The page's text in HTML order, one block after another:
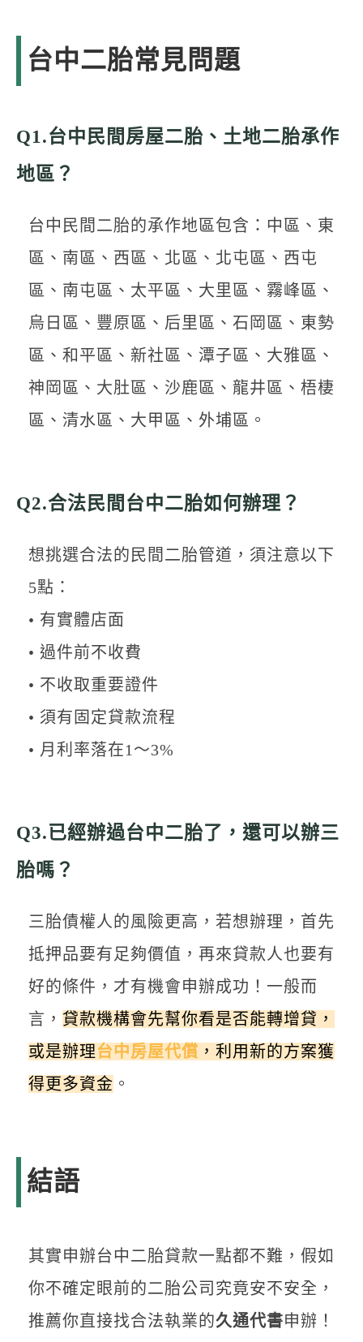
台中二胎常見問題
Q1.台中民間房屋二胎、土地二胎承作
地區？
台中民間二胎的承作地區包含：中區、東
區、南區、西區、北區、北屯區、西屯
區、南屯區、太平區、大里區、霧峰區、
烏日區、豐原區、后里區、石岡區、東勢
區、和平區、新社區、潭子區、大雅區、
神岡區、大肚區、沙鹿區、龍井區、梧棲
區、清水區、大甲區、外埔區。
Q2.合法民間台中二胎如何辦理？
想挑選合法的民間二胎管道，須注意以下
5點：
• 有實體店面
• 過件前不收費
• 不收取重要證件
• 須有固定貸款流程
• 月利率落在1～3%
Q3.已經辦過台中二胎了，還可以辦三
胎嗎？
三胎債權人的風險更高，若想辦理，首先
抵押品要有足夠價值，再來貸款人也要有
好的條件，才有機會申辦成功！一般而
言， 貸款機構會先幫你看是否能轉增貸，
或是辦理台中房屋代償 ，利用新的方案獲
得更多資金 。
結語
其實申辦台中二胎貸款一點都不難，假如
你不確定眼前的二胎公司究竟安不安全，
推薦你直接找合法執業的久通代書申辦！